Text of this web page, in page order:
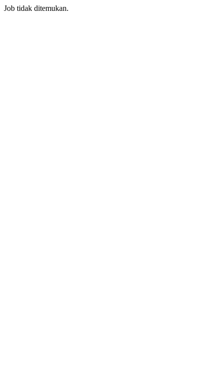
Job tidak ditemukan.